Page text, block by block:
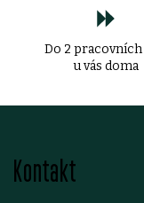
Do 2
u vás doma
Kontakt